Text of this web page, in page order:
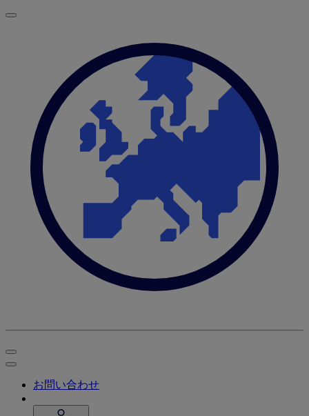
お問い合わせ